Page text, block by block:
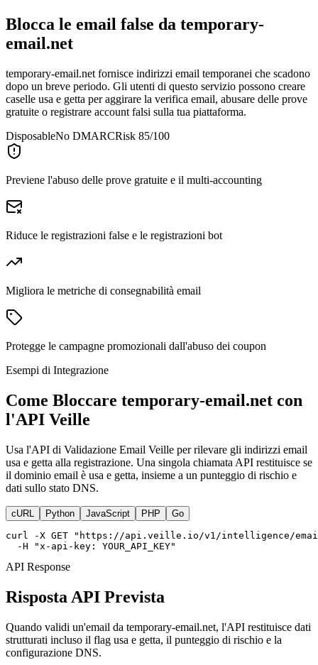
Blocca le email false da temporary-
email.net
temporary-email.net fornisce indirizzi email temporanei che scadono
dopo un breve periodo. Gli utenti di questo servizio possono creare
caselle usa e getta per aggirare la verifica email, abusare delle prove
gratuite o registrare account falsi sulla tua piattaforma.
DisposableNo DMARCRisk 85/100
Previene l'abuso delle prove gratuite e il multi-accounting
Riduce le registrazioni false e le registrazioni bot
Migliora le metriche di consegnabilità email
Protegge le campagne promozionali dall'abuso dei coupon
Esempi di Integrazione
Come Bloccare temporary-email.net con
l'API Veille
Usa l'API di Validazione Email Veille per rilevare gli indirizzi email
usa e getta alla registrazione. Una singola chiamata API restituisce se
il dominio email è usa e getta, insieme a un punteggio di rischio e
dati sullo stato DNS.
cURL Python JavaScript PHP Go
curl -X GET "https://api.veille.io/v1/intelligence/
  -H "x-api-key: YOUR_API_KEY"
API Response
Risposta API Prevista
Quando validi un'email da temporary-email.net, l'API restituisce dati
strutturati incluso il flag usa e getta, il punteggio di rischio e la
configurazione DNS.